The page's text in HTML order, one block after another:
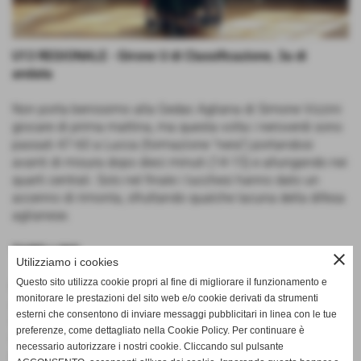
U13 REGIONALE - Girone U di Classificazione, 3a di
andata
Non porta benissimo alla Gedac Agliana di Simone Vizzini
giocare di prima mattina, ma questa volta i neroverdi sono
passati 47-60 a Lucca (formazione "nera") portandosi
avanti di misura dopo dieci minuti (14-15) e allungando nei
quarti centrali. Solo nel finale i lucchesi hanno dato un
accenno di rimonta, sfruttando qualche lacuna della difesa
aglianese.
TABELLINO
Gedac Agliana - Junior Lucca Nera 47-60
Agliana: Bolognesi 6, Leoni 5, Verdiani, Marchesini, Tinti,
Malevolti F. 18, Vizzini 5, Pescari, Colarusso 10, Biondino,
Malevolti S. 16. Coach Vizzini.
Parziali: 14-15, 11-15, 10-18, 12-12.
close
Utilizziamo i cookies
Questo sito utilizza cookie propri al fine di migliorare il funzionamento e
monitorare le prestazioni del sito web e/o cookie derivati da strumenti
esterni che consentono di inviare messaggi pubblicitari in linea con le tue
preferenze, come dettagliato nella Cookie Policy. Per continuare è
necessario autorizzare i nostri cookie. Cliccando sul pulsante